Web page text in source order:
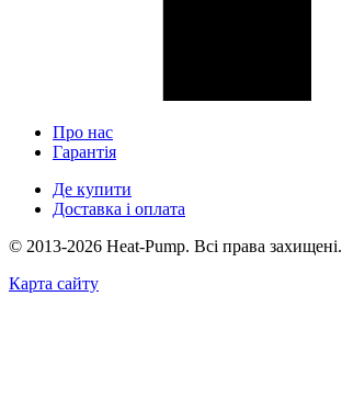
Про нас
Гарантія
Де купити
Доставка і оплата
© 2013-2026 Heat-Pump. Всі права захищені.
Карта сайту